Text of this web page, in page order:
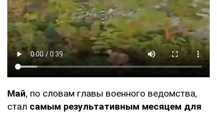
Май, по словам главы военного ведомства,
стал самым результативным месяцем для